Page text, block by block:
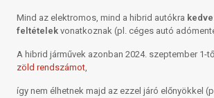
Mind az elektromos, mind a hibrid autókra
feltételek vonatkoznak (pl. céges autó
A hibrid járművek azonban 2024. szeptember 1-
zöld rendszámot,
így nem élhetnek majd az ezzel járó előnyökkel